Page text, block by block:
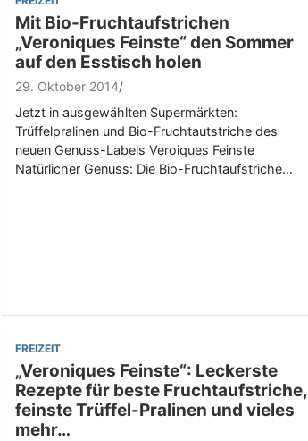
Mit Bio-Fruchtaufstrichen
„Veroniques Feinste“ den Sommer
auf den Esstisch holen
29. Oktober 2014
Jetzt in ausgewählten Supermärkten:
Trüffelpralinen und Bio-Fruchtautstriche des
neuen Genuss-Labels Veroiques Feinste
Natürlicher Genuss: Die Bio-Fruchtaufstriche…
FREIZEIT
„Veroniques Feinste“: Leckerste
Rezepte für beste Fruchtaufstriche,
feinste Trüffel-Pralinen und vieles
mehr…